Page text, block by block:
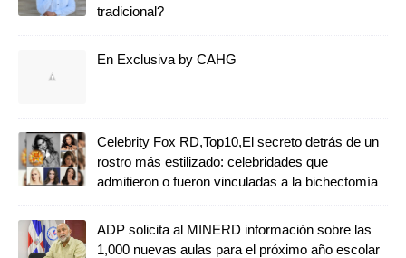
tradicional?
En Exclusiva by CAHG
Celebrity Fox RD,Top10,El secreto detrás de un
rostro más estilizado: celebridades que
admitieron o fueron vinculadas a la bichectomía
ADP solicita al MINERD información sobre las
1,000 nuevas aulas para el próximo año escolar